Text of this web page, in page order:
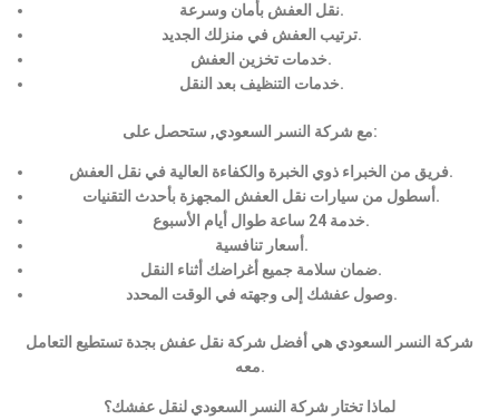
نقل العفش بأمان وسرعة.
ترتيب العفش في منزلك الجديد.
خدمات تخزين العفش.
خدمات التنظيف بعد النقل.
مع شركة النسر السعودي, ستحصل على:
فريق من الخبراء ذوي الخبرة والكفاءة العالية في نقل العفش.
أسطول من سيارات نقل العفش المجهزة بأحدث التقنيات.
خدمة 24 ساعة طوال أيام الأسبوع.
أسعار تنافسية.
ضمان سلامة جميع أغراضك أثناء النقل.
وصول عفشك إلى وجهته في الوقت المحدد.
شركة النسر السعودي هي أفضل شركة نقل عفش بجدة تستطيع التعامل
معه.
لماذا تختار شركة النسر السعودي لنقل عفشك؟